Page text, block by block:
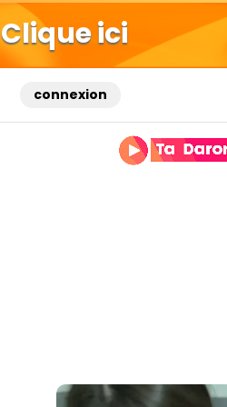
Clique ici
connexion